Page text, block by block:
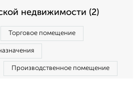
недвижимости (2)
Торговое помещение
Производственное помещение